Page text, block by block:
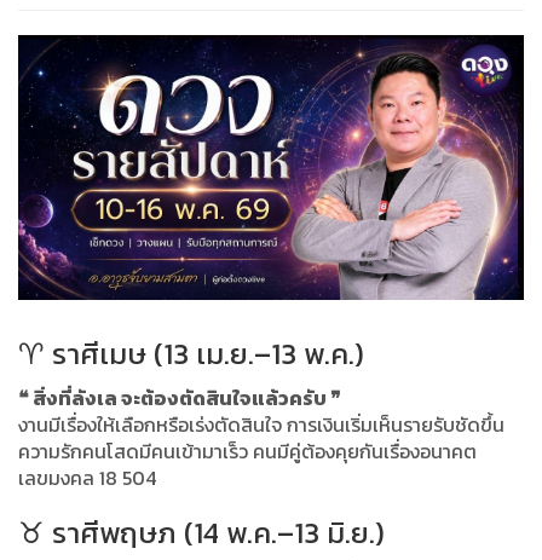
♈ ราศีเมษ (13 เม.ย.–13 พ.ค.)
❝ สิ่งที่ลังเล จะต้องตัดสินใจแล้วครับ ❞
งานมีเรื่องให้เลือกหรือเร่งตัดสินใจ การเงินเริ่มเห็นรายรับชัดขึ้น
ความรักคนโสดมีคนเข้ามาเร็ว คนมีคู่ต้องคุยกันเรื่องอนาคต
เลขมงคล 18 504
♉ ราศีพฤษภ (14 พ.ค.–13 มิ.ย.)